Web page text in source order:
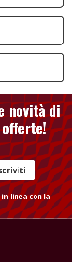
novità di
linea con la